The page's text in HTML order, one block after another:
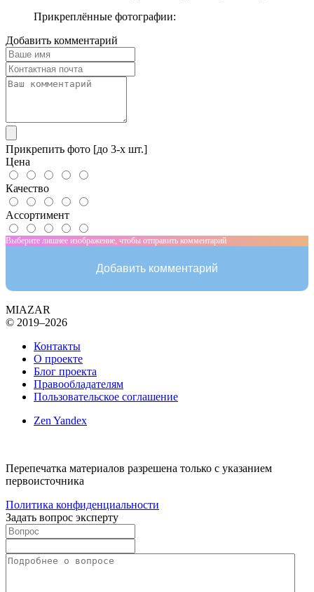
Прикреплённые фотографии:
Добавить комментарий
Прикрепить фото [до 3-х шт.]
Цена
Качество
Ассортимент
Выберите лишнее изображение, чтобы отправить комментарий
Добавить комментарий
MIAZAR
© 2019–2026
Контакты
О проекте
Блог проекта
Правообладателям
Пользовательское соглашение
Zen Yandex
Перепечатка материалов разрешена только с указанием
первоисточника
Политика конфиденциальности
Задать вопрос эксперту